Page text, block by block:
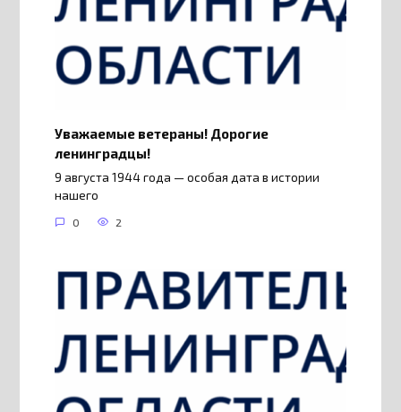
Уважаемые ветераны! Дорогие
ленинградцы!
9 августа 1944 года — особая дата в истории
нашего
0 2